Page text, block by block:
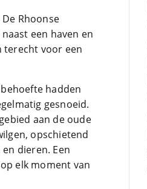
Rhoonse
een haven en
terecht voor een
hadden
gesnoeid.
aan de oude
opschietend
dieren. Een
elk moment van